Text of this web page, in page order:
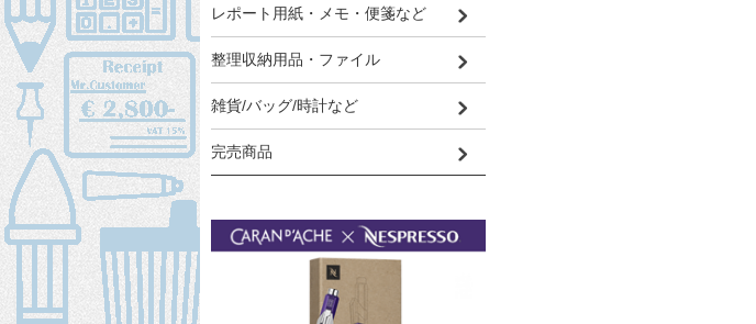
レポート用紙・メモ・便箋など
整理収納用品・ファイル
雑貨/バッグ/時計など
完売商品